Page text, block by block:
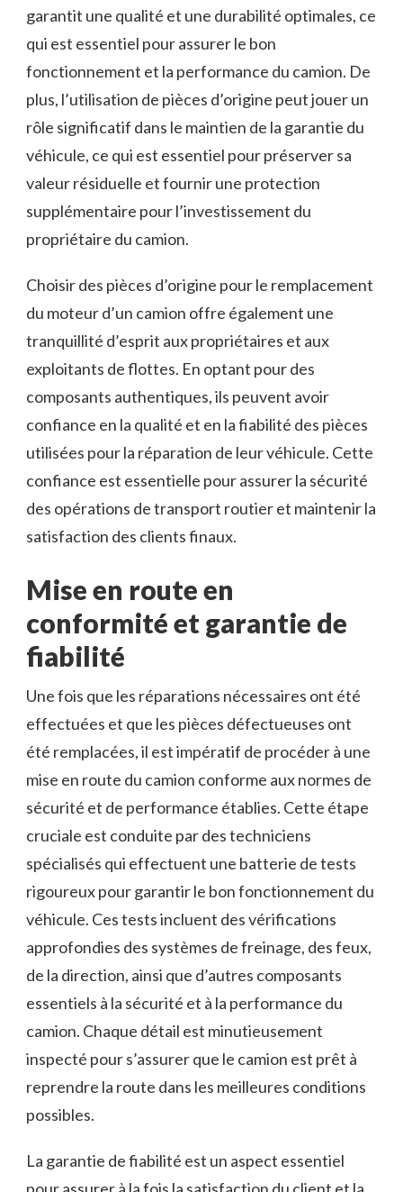
garantit une qualité et une durabilité optimales, ce
qui est essentiel pour assurer le bon
fonctionnement et la performance du camion. De
plus, l’utilisation de pièces d’origine peut jouer un
rôle significatif dans le maintien de la garantie du
véhicule, ce qui est essentiel pour préserver sa
valeur résiduelle et fournir une protection
supplémentaire pour l’investissement du
propriétaire du camion.
Choisir des pièces d’origine pour le remplacement
du moteur d’un camion offre également une
tranquillité d’esprit aux propriétaires et aux
exploitants de flottes. En optant pour des
composants authentiques, ils peuvent avoir
confiance en la qualité et en la fiabilité des pièces
utilisées pour la réparation de leur véhicule. Cette
confiance est essentielle pour assurer la sécurité
des opérations de transport routier et maintenir la
satisfaction des clients finaux.
Mise en route en
conformité et garantie de
fiabilité
Une fois que les réparations nécessaires ont été
effectuées et que les pièces défectueuses ont
été remplacées, il est impératif de procéder à une
mise en route du camion conforme aux normes de
sécurité et de performance établies. Cette étape
cruciale est conduite par des techniciens
spécialisés qui effectuent une batterie de tests
rigoureux pour garantir le bon fonctionnement du
véhicule. Ces tests incluent des vérifications
approfondies des systèmes de freinage, des feux,
de la direction, ainsi que d’autres composants
essentiels à la sécurité et à la performance du
camion. Chaque détail est minutieusement
inspecté pour s’assurer que le camion est prêt à
reprendre la route dans les meilleures conditions
possibles.
La garantie de fiabilité est un aspect essentiel